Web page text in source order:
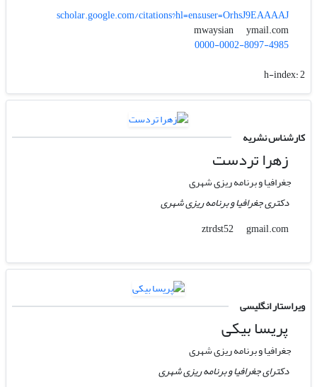
scholar.google.com/citations?hl=en&user=OrhsJ9EAAAAJ
mwaysian
ymail.com
0000-0002-8097-4985
h-index:2
کارشناس نشریه
زهرا تردست
جغرافیا و برنامه ریزی شهری
دکتری جغرافیا و برنامه ریزی شهری
ztrdst52
gmail.com
ویراستار انگلیسی
پریسا بیکی
جغرافیا و برنامه ریزی شهری
دکترای جغرافیا و برنامه ریزی شهری